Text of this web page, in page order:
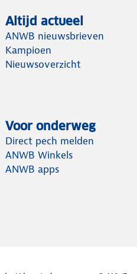
Altijd actueel
ANWB nieuwsbrieven
Kampioen
Nieuwsoverzicht
Voor onderweg
Direct pech melden
ANWB Winkels
ANWB apps